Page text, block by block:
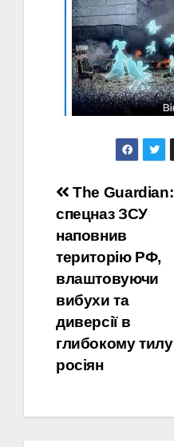
Навігація
записів
The Guardian:
спецназ ЗСУ
наповнив
територію РФ,
влаштовуючи
вибухи та
диверсії в
глибокому тилу
росіян